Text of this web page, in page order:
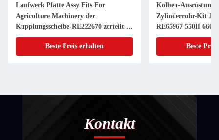
Laufwerk Platte Assy Fits For
Agriculture Machinery der
Kupplungsscheibe-RE222670 zerteilt 11
Zoll 20 KEIL
Beste Preis erhalten
Kolben-Ausrüstung
Zylinderrohr-Kit JDs
RE65967 550H 6603
Powerthch Turbo
Beste
Kontakt